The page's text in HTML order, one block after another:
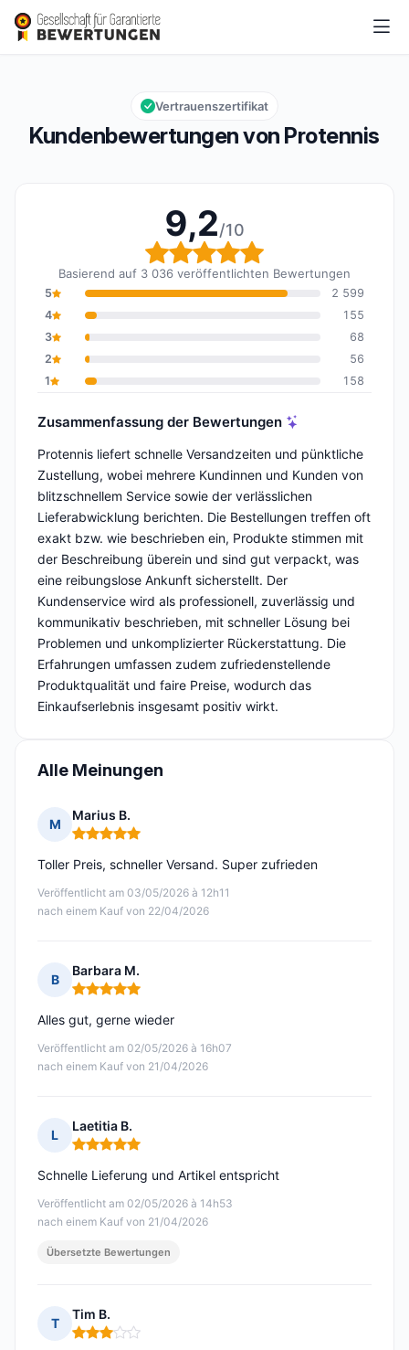
Protennis
Gesamtbewertung: 9,2 von 10
9,2/10
Kundenbewertungen von Protennis
Vertrauenszertifikat
9,2/10
Gesamtbewertung: 9,2
Basierend auf 3 036 veröffentlichten Bewertungen
5
2 599
4
155
3
68
2
56
1
158
Zusammenfassung der Bewertungen
Protennis liefert schnelle Versandzeiten und pünktliche
Zustellung, wobei mehrere Kundinnen und Kunden von
blitzschnellem Service sowie der verlässlichen
Lieferabwicklung berichten. Die Bestellungen treffen oft
exakt bzw. wie beschrieben ein, Produkte stimmen mit
der Beschreibung überein und sind gut verpackt, was
eine reibungslose Ankunft sicherstellt. Der
Kundenservice wird als professionell, zuverlässig und
kommunikativ beschrieben, mit schneller Lösung bei
Problemen und unkomplizierter Rückerstattung. Die
Erfahrungen umfassen zudem zufriedenstellende
Produktqualität und faire Preise, wodurch das
Einkaufserlebnis insgesamt positiv wirkt.
Alle Meinungen
M
Marius B.
Hinweis: 5 von 5
Veröffentlicht am 03/05/2026 à 12h11
nach einem Kauf von 22/04/2026
Toller Preis, schneller Versand. Super zufrieden
B
Barbara M.
Hinweis: 5 von 5
Veröffentlicht am 02/05/2026 à 16h07
nach einem Kauf von 21/04/2026
Alles gut, gerne wieder
L
Laetitia B.
Hinweis: 5 von 5
Veröffentlicht am 02/05/2026 à 14h53
nach einem Kauf von 21/04/2026
Schnelle Lieferung und Artikel entspricht
Übersetzte Bewertungen
T
Tim B.
Hinweis: 3 von 5